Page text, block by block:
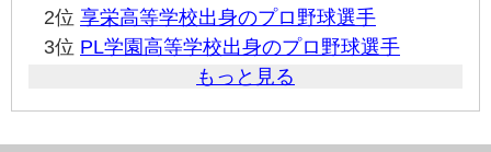
2位 享栄高等学校出身のプロ野球選手
3位 PL学園高等学校出身のプロ野球選手
もっと見る